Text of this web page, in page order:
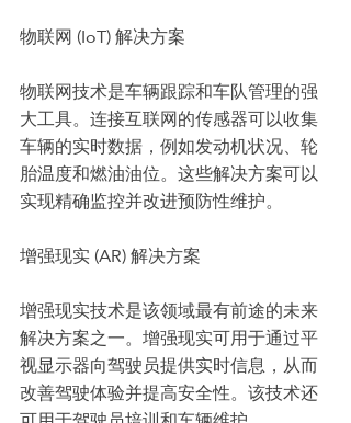
物联网 (IoT) 解决方案
物联网技术是车辆跟踪和车队管理的强
大工具。连接互联网的传感器可以收集
车辆的实时数据，例如发动机状况、轮
胎温度和燃油油位。这些解决方案可以
实现精确监控并改进预防性维护。
增强现实 (AR) 解决方案
增强现实技术是该领域最有前途的未来
解决方案之一。增强现实可用于通过平
视显示器向驾驶员提供实时信息，从而
改善驾驶体验并提高安全性。该技术还